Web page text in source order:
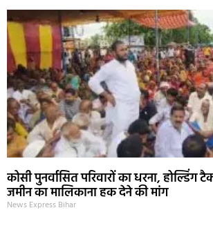
कोसी पुनर्वासित परिवारों का धरना, होल्डिंग
जमीन का मालिकाना हक देने की मांग
News Express Bihar